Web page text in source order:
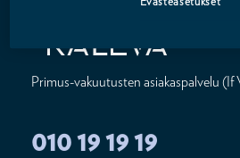
Primus-vakuutusten asiakaspalvelu
010 19 19 19